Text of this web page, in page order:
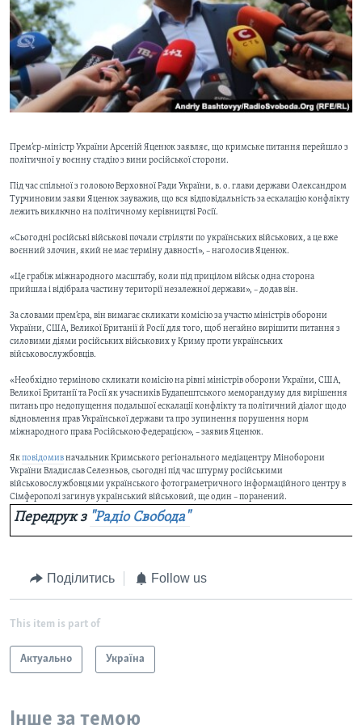
СУСПІЛЬСТВО
ЕКОНОМІКА
ІСТОРІЇ УСПІХУ УКРАЇНЦІВ
ТЕЛЕПРОГРАМИ
ЧАС-TIME
БРИФІНГ ГОЛОСУ АМЕРИКИ
ВІКНО В АМЕРИКУ
ПОГЛЯД З ВАШИНГТОНА
ENGLISH
Learning English
МИ В СОЦМЕРЕЖАХ
Прем’єр-міністр України Арсеній Яценюк заявляє, що кримське питання перейшло з
політичної у воєнну стадію з вини російської сторони.
Під час спільної з головою Верховної Ради України, в. о. глави держави Олександром
Турчиновим заяви Яценюк зауважив, що вся відповідальність за ескалацію конфлікту
лежить виключно на політичному керівництві Росії.
«Сьогодні російські військові почали стріляти по українських військових, а це вже
воєнний злочин, який не має терміну давності», – наголосив Яценюк.
«Це грабіж міжнародного масштабу, коли під прицілом військ одна сторона
прийшла і відібрала частину території незалежної держави», – додав він.
За словами прем’єра, він вимагає скликати комісію за участю міністрів оборони
України, США, Великої Британії й Росії для того, щоб негайно вирішити питання з
силовими діями російських військових у Криму проти українських
військовослужбовців.
«Необхідно терміново скликати комісію на рівні міністрів оборони України, США,
Великої Британії та Росії як учасників Будапештського меморандуму для вирішення
питань про недопущення подальшої ескалації конфлікту та політичний діалог щодо
відновлення прав Української держави та про зупинення порушення норм
міжнародного права Російською Федерацією», – заявив Яценюк.
Якповідомивначальник Кримського регіонального медіацентру Міноборони
України Владислав Селезньов, сьогодні під час штурму російськими
військовослужбовцями українського фотограметричного інформаційного центру в
Сімферополі загинув український військовий, ще один – поранений.
Передрук з "Радіо Свобода"
Поділитись Follow us
This item is part of
Актуально Україна
Інше за темою